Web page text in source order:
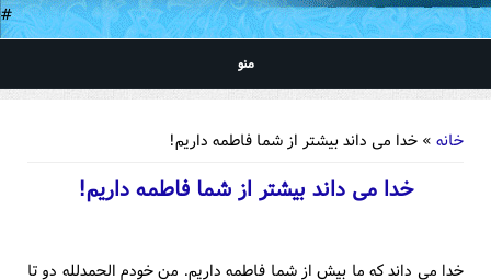
#
منو
خانه » خدا می داند بیشتر از شما فاطمه داریم!
خدا می داند بیشتر از شما فاطمه داریم!
خدا می داند که ما بیش از شما فاطمه داریم. من خودم الحمدلله دو تا